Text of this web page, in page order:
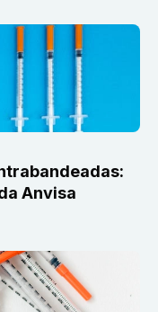
Anvisa